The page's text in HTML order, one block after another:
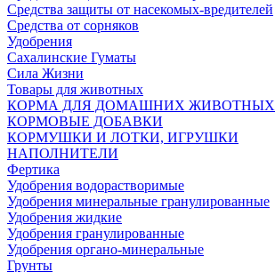
Средства защиты от насекомых-вредителей
Средства от сорняков
Удобрения
Сахалинские Гуматы
Сила Жизни
Товары для животных
КОРМА ДЛЯ ДОМАШНИХ ЖИВОТНЫХ
КОРМОВЫЕ ДОБАВКИ
КОРМУШКИ И ЛОТКИ, ИГРУШКИ
НАПОЛНИТЕЛИ
Фертика
Удобрения водорастворимые
Удобрения минеральные гранулированные
Удобрения жидкие
Удобрения гранулированные
Удобрения органо-минеральные
Грунты